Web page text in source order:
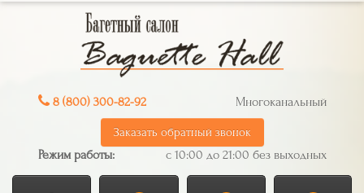
8 (800) 300-82-92 Многоканальный
Заказать обратный звонок
Режим работы: с 10:00 до 21:00 без выходных